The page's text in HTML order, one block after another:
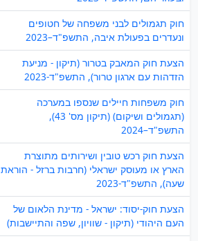
חוק תגמולים לבני משפחה של חטופים
ונעדרים בפעולת איבה, התשפ"ד–2023
הצעת חוק המאבק בטרור (תיקון - מניעת
הזדהות עם ארגון טרור), התשפ"ד-2023
חוק משפחות חיילים שנספו במערכה
(תגמולים ושיקום) (תיקון מס' 43),
התשפ"ד–2024
הצעת חוק רכש טובין ושירותים מתוצרת
הארץ או מעוסק ישראלי (חרבות ברזל - הוראת
שעה), התשפ"ד-2023
הצעת חוק-יסוד: ישראל - מדינת הלאום של
העם היהודי (תיקון - שוויון, שפה והתיישבות)